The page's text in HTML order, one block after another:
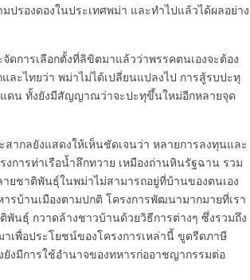
ปรองดองในประเทศพม่า และทำไปแล้วได้ผลอย่าง
ดการเลือกตั้งที่ลิขิตมาแล้วว่าพรรคตนเองจะต้อง
และไทยว่า พม่าไม่ได้เปลี่ยนแปลงไป การสู้รบปะทุ
ดน ทั้งยังมีสัญญาณว่าจะปะทุขึ้นใหม่อีกหลายจุด
สากลยังแสดงให้เห็นชัดเจนว่า หลายการลงทุนและ
การท่าเรือน้ำลึกทวาย เหมืองถ่านหินรัฐฉาน รวม
ยชาติพันธุ์ในพม่าไม่สามารถอยู่ที่บ้านของตนเอง
รบ้านเมืองตามปกติ โครงการพัฒนามากมายที่เรา
พันธุ์ กวาดล้างชาวบ้านด้วยวิธีการต่างๆ ซึ่งรวมถึง
าเพื่อประโยชน์ของโครงการเหล่านี้ ขูดรีดภาษี
ยังมีการใช้อำนาจของทหารก่ออาชญากรรมต่อ